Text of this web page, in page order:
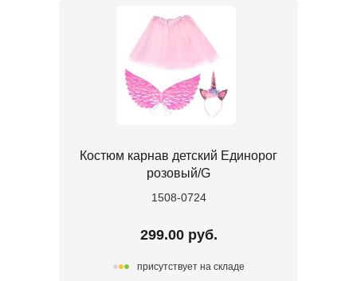
Костюм карнав детский Единорог
розовый/G
1508-0724
299.00 руб.
присутствует на складе